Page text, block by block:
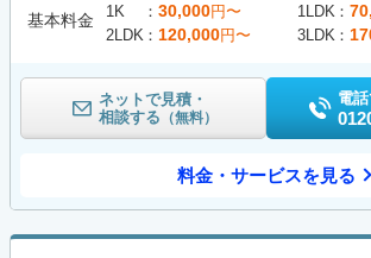
基本料金 1K 30,000円〜 1LDK
2LDK
120,000円〜 3LDK
ネットで見積・
相談する （無料）
電
料金・サービスを見る